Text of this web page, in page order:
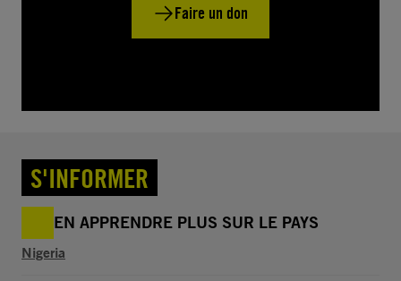
Faire un don
S'INFORMER
EN APPRENDRE PLUS SUR LE PAYS
Nigeria